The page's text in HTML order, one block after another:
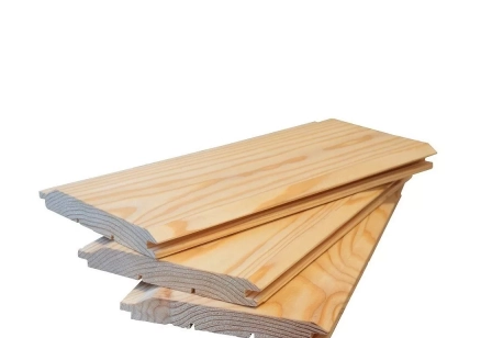
Каталог
Оплата и доставка
Новости